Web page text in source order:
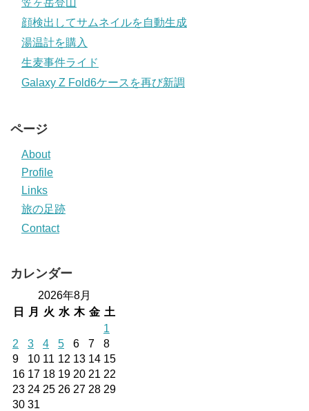
笠ヶ岳登山
顔検出してサムネイルを自動生成
湯温計を購入
生麦事件ライド
Galaxy Z Fold6ケースを再び新調
ページ
About
Profile
Links
旅の足跡
Contact
カレンダー
2026年8月
日
月 火 水 木 金 土
1
2
3 4 5 6 7
8
9
10 11 12 13 14 15
16 17 18 19 20 21 22
23 24 25 26 27 28 29
30 31